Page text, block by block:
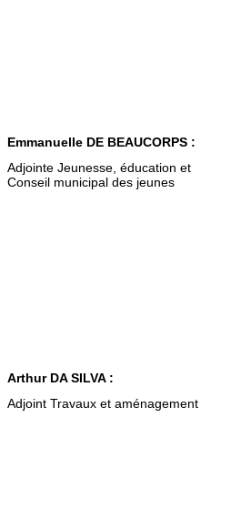
Emmanuelle DE BEAUCORPS :
Adjointe Jeunesse, éducation et
Conseil municipal des jeunes
Arthur DA SILVA :
Adjoint Travaux et aménagement